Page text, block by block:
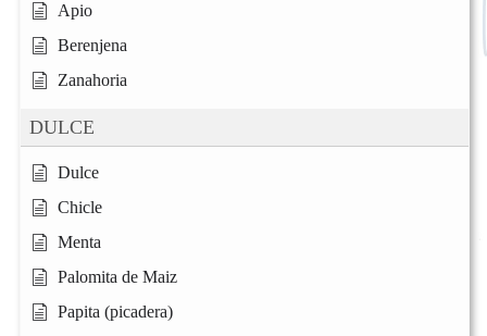
Apio
Berenjena
Zanahoria
DULCE
Dulce
Chicle
Menta
Palomita de Maiz
Papita (picadera)